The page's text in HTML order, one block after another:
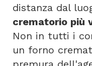
distanza dal
crematorio più
Non in tutti i
un forno